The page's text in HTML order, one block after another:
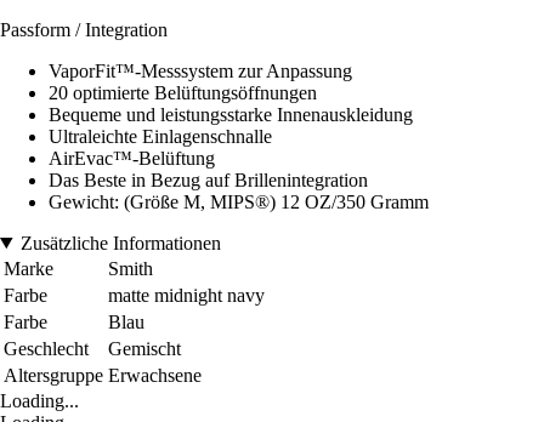
Passform / Integration
VaporFit™-Messsystem zur Anpassung
20 optimierte Belüftungsöffnungen
Bequeme und leistungsstarke Innenauskleidung
Ultraleichte Einlagenschnalle
AirEvac™-Belüftung
Das Beste in Bezug auf Brillenintegration
Gewicht: (Größe M, MIPS®) 12 OZ/350 Gramm
Zusätzliche Informationen
Marke
Smith
Farbe
matte midnight navy
Farbe
Blau
Geschlecht
Gemischt
Altersgruppe Erwachsene
Loading...